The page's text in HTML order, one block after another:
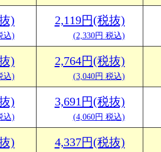
)
込)
2,119円(税抜)
(2,330円 税込)
)
込)
2,764円(税抜)
(3,040円 税込)
)
込)
3,691円(税抜)
(4,060円 税込)
) 4,337円(税抜)